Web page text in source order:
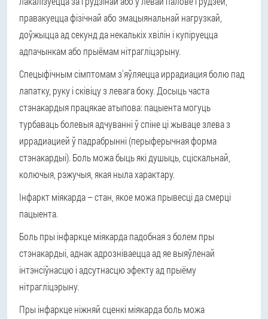
правакуецца фізічнай або эмацыянальнай нагрузкай,
доўжыцца ад секунд да некалькіх хвілін і купіруецца
адпачынкам або прыёмам нітрагліцэрыну.
Спецыфічным сімптомам з'яўляецца иррадиация болю пад
лапатку, руку і сківіцу з левага боку. Досыць часта
стэнакардыя працякае атыпова: пацыента могуць
турбаваць болевыя адчуванні ў спіне ці жываце злева з
иррадиацией ў падрабрынні (перыферычная форма
стэнакардыі). Боль можа быць які душыць, сціскальнай,
колючыя, рэжучыя, якая ныла характару.
Інфаркт міякарда – стан, якое можа прывесці да смерці
пацыента.
Боль пры інфаркце міякарда падобная з болем пры
стэнакардыі, аднак адрозніваецца ад яе выяўленай
інтэнсіўнасцю і адсутнасцю эфекту ад прыёму
нітрагліцэрыну.
Пры інфаркце ніжняй сценкі міякарда боль можа